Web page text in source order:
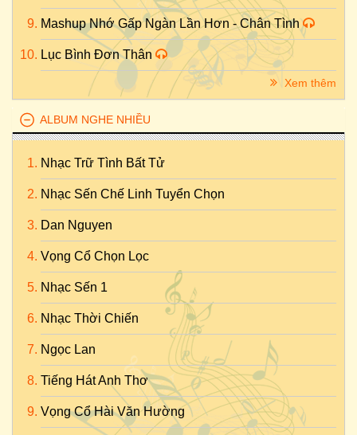
Mashup Nhớ Gấp Ngàn Lần Hơn - Chân Tình
Lục Bình Đơn Thân
Xem thêm
ALBUM NGHE NHIỀU
Nhạc Trữ Tình Bất Tử
Nhạc Sến Chế Linh Tuyển Chọn
Dan Nguyen
Vọng Cổ Chọn Lọc
Nhạc Sến 1
Nhạc Thời Chiến
Ngọc Lan
Tiếng Hát Anh Thơ
Vọng Cổ Hài Văn Hường